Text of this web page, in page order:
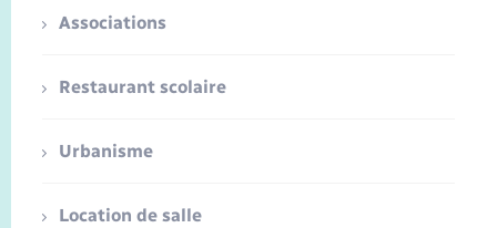
Associations
Restaurant scolaire
Urbanisme
Location de salle